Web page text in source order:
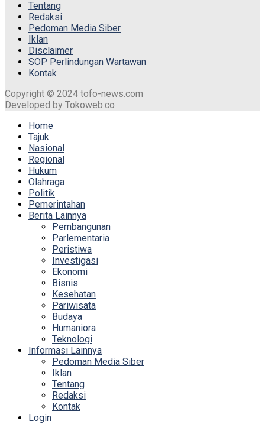
Tentang
Redaksi
Pedoman Media Siber
Iklan
Disclaimer
SOP Perlindungan Wartawan
Kontak
Copyright © 2024 tofo-news.com
Developed by Tokoweb.co
Home
Tajuk
Nasional
Regional
Hukum
Olahraga
Politik
Pemerintahan
Berita Lainnya
Pembangunan
Parlementaria
Peristiwa
Investigasi
Ekonomi
Bisnis
Kesehatan
Pariwisata
Budaya
Humaniora
Teknologi
Informasi Lainnya
Pedoman Media Siber
Iklan
Tentang
Redaksi
Kontak
Login